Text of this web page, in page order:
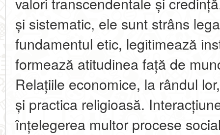
și sistematic, ele sunt strâns
fundamentul etic, legitimează
formează atitudinea față de
Relațiile economice, la rândul
și practica religioasă.
înțelegerea multor procese